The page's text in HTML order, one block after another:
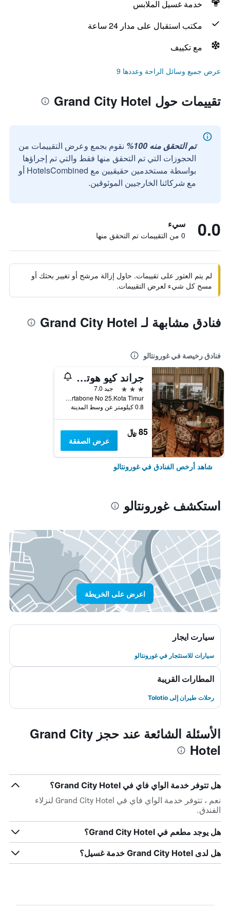
خدمة غسيل الملابس
مكتب استقبال على مدار 24 ساعة
مع تكييف
عرض جميع وسائل الراحة وعددها 9
تقييمات حول Grand City Hotel
تم التحقق منه 100%
نقوم بجمع وعرض التقييمات من
الحجوزات التي تم التحقق منها فقط والتي تم إجراؤها
بواسطة مستخدمين حقيقيين مع HotelsCombined أو
مع شركائنا الخارجيين الموثوقين.
0.0 سيء
0 من التقييمات تم التحقق منها
لم يتم العثور على تقييمات. حاول إزالة مرشح أو تغيير بحثك أو
مسح كل شيء لعرض التقييمات.
فنادق مشابهة لـ Grand City Hotel
فنادق رخيصة في غورونتالو
جراند كيو هوتل جورونتالو
3 نجوم
جيد 7.0
Jl Hi Nani Wartabone No 25.Kota Timur, غورونتالو, إندونيسيا
0.8 كيلومتر عن وسط المدينة
85 ﷼
عرض الصفقة
شاهد أرخص الفنادق في غورونتالو
استكشف غورونتالو
اعرض على الخريطة
سيارت ايجار
سيارات للاستئجار في غورونتالو
المطارات القريبة
رحلات طيران إلى Tolotio
الأسئلة الشائعة عند حجز Grand City
Hotel
هل تتوفر خدمة الواي فاي في Grand City Hotel؟
نعم ، تتوفر خدمة الواي فاي في Grand City Hotel لنزلاء
الفندق.
هل يوجد مطعم في Grand City Hotel؟
هل لدى Grand City Hotel خدمة غسيل؟